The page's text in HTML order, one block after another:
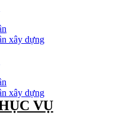
xây dựng
xây dựng
VỤ